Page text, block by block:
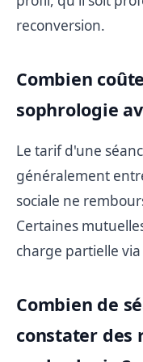
reconversion.
Combien
sophrologie
Le tarif d'une
généralement
sociale ne
Certaines
charge partielle
Combien de
constater des